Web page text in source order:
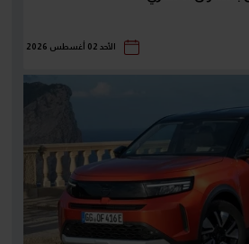
الأحد 02 أغسطس 2026